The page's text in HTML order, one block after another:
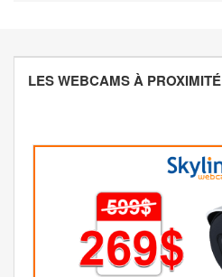
LES WEBCAMS À PROXIMITÉ